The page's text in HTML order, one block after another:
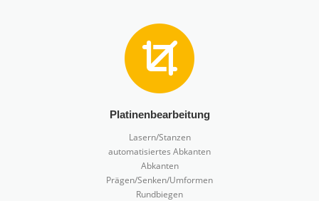
Platinenbearbeitung
Lasern/Stanzen
automatisiertes Abkanten
Abkanten
Prägen/Senken/Umformen
Rundbiegen